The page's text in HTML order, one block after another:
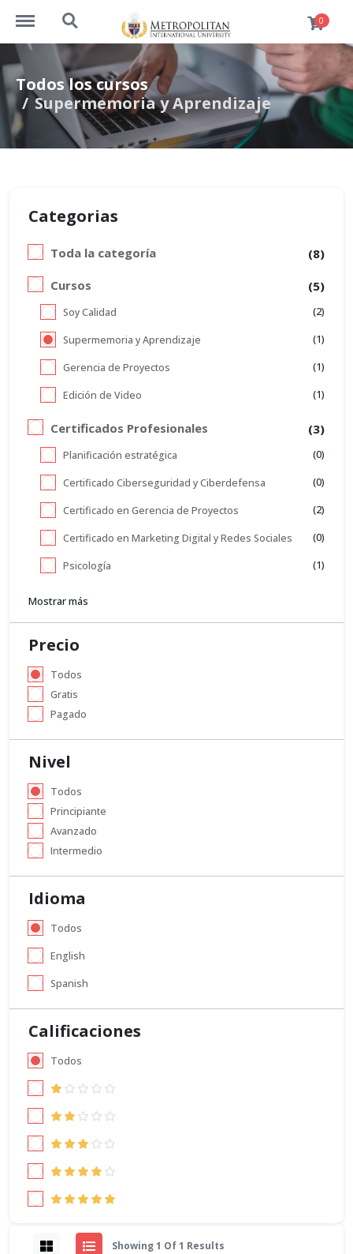
https://www.cursos.metrouni.us/menu
https://www.cursos.metrouni.us/search 0
Todos los cursos
Supermemoria y Aprendizaje
Categorias
Toda la categoría
(8)
Cursos
(5)
Soy Calidad (2)
Supermemoria y Aprendizaje (1)
Gerencia de Proyectos (1)
Edición de Video (1)
Certificados Profesionales (3)
Planificación estratégica (0)
Certificado Ciberseguridad y Ciberdefensa (0)
Certificado en Gerencia de Proyectos (2)
Certificado en Marketing Digital y Redes Sociales (0)
Psicología (1)
Mostrar más
Precio
Todos
Gratis
Pagado
Nivel
Todos
Principiante
Avanzado
Intermedio
Idioma
Todos
English
Spanish
Calificaciones
Todos
Showing 1 Of 1 Results